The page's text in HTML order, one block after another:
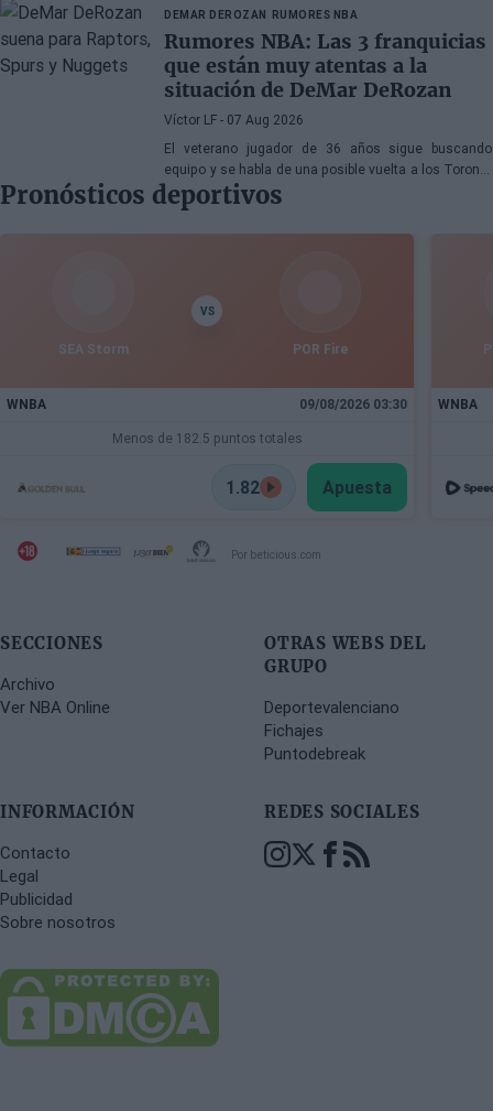
de 2027
DEMAR DEROZAN RUMORES NBA
Rumores NBA: Las 3 franquicias
que están muy atentas a la
situación de DeMar DeRozan
Víctor LF - 07 Aug 2026
El veterano jugador de 36 años sigue buscando
equipo y se habla de una posible vuelta a los Toronto
Raptors o San Antonio Spurs, mientras Denver
Nuggets también forma parte de la ecuación
Pronósticos deportivos
SEA Storm
VS
POR Fire
WNBA 09/08/2026 03:30
Menos de 182.5 puntos totales
1.82 Apuesta
WNBA
Por beticious.com
SECCIONES
Archivo
Ver NBA Online
OTRAS WEBS DEL
GRUPO
Deportevalenciano
Fichajes
Puntodebreak
INFORMACIÓN
Contacto
Legal
Publicidad
Sobre nosotros
REDES SOCIALES